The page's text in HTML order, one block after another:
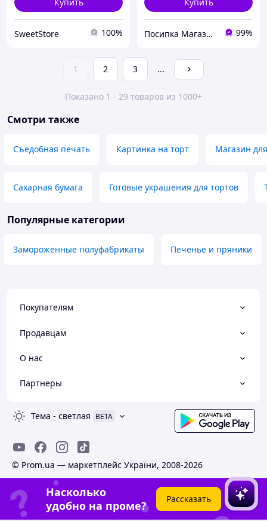
SweetStore 100% Посипка Магазин декору тортиків 99%
1 2 3 ...
Показано 1 - 29 товаров из 1000+
Смотри также
Съедобная печать Картинка на торт Магазин
Сахарная бумага Готовые украшения для тортов
Популярные категории
Замороженные полуфабрикаты Печенье и пряники
Покупателям
Продавцам
О нас
Партнеры
Тема - светлая BETA
© Prom.ua — маркетплейс України, 2008-2026
Насколько
удобно на проме?
Рассказать